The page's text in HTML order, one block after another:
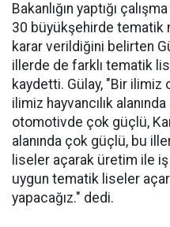
Bakanlığın yaptığı
30 büyükşehirde tematik
karar verildiğini belirten
illerde de farklı tematik
kaydetti. Gülay, "Bir
ilimiz hayvancılık
otomotivde çok güçlü,
alanında çok güçlü, bu
liseler açarak üretim ile
uygun tematik liseler
yapacağız." dedi.